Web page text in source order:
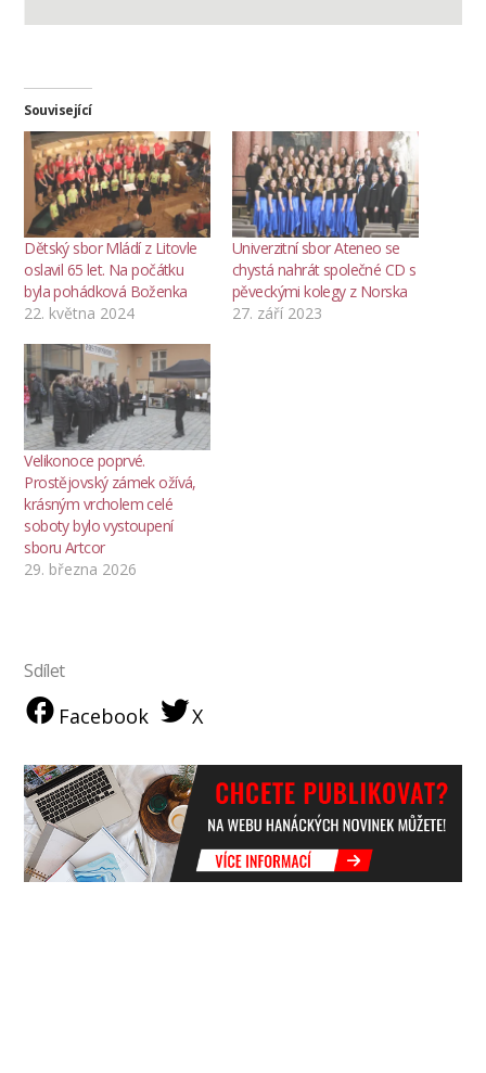
Související
Dětský sbor Mládí z Litovle
oslavil 65 let. Na počátku
byla pohádková Boženka
22. května 2024
Univerzitní sbor Ateneo se
chystá nahrát společné CD s
pěveckými kolegy z Norska
27. září 2023
Velikonoce poprvé.
Prostějovský zámek ožívá,
krásným vrcholem celé
soboty bylo vystoupení
sboru Artcor
29. března 2026
Sdílet
Facebook X